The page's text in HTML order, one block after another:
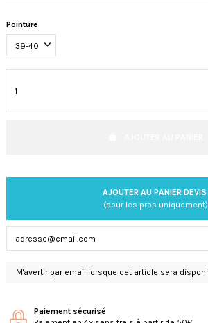
Pointure
AJOUTER AU PANIER DEVIS
(pour les pros uniquement)
Paiement sécurisé